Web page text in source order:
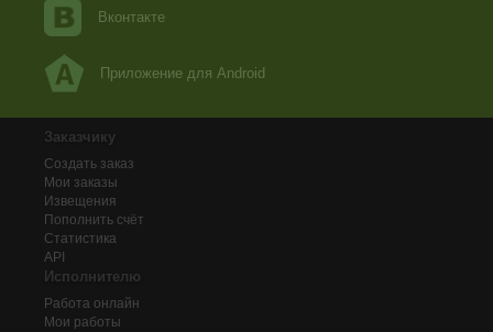
Вконтакте
Приложение для Android
Заказчику
Создать заказ
Мои заказы
Извещения
Пополнить счёт
Статистика
API
Исполнителю
Работа онлайн
Мои работы